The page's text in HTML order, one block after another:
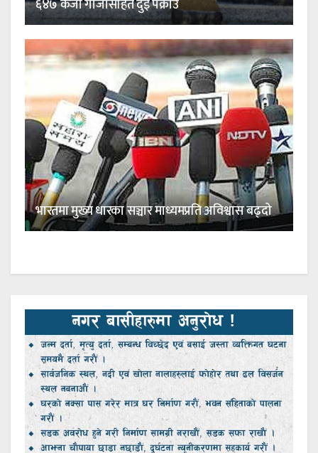
६४७ केजी गाँजासहित दुई पक्राउ
भारतमा मुख्य धारका सञ्चार माध्यमप्रति अविश्वास बढ्दो